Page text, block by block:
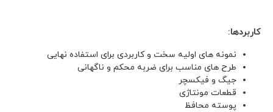
کاربردها:
نمونه های اولیه سخت و کاربردی برای استفاده نهایی
طرح های مناسب برای ضربه محکم و ناگهانی
جیگ و فیکسچر
قطعات مونتاژی
پوسته محافظ